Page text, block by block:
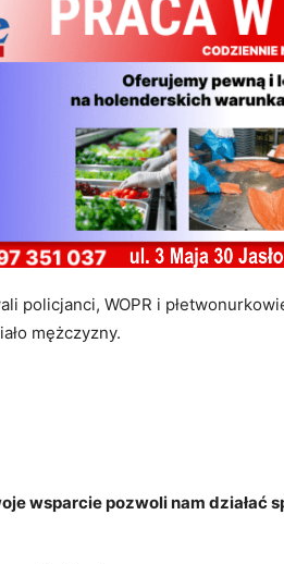
policjanci, WOPR i
mężczyzny.
wsparcie pozwoli nam działać